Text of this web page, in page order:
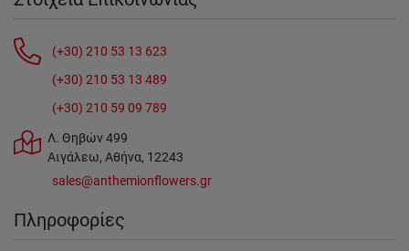
(+30) 210 53 13 623
(+30) 210 53 13 489
(+30) 210 59 09 789
Λ. Θηβών 499
Αιγάλεω, Αθήνα, 12243
sales@anthemionflowers.gr
Πληροφορίες